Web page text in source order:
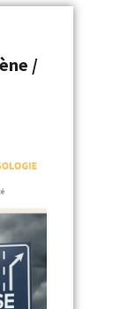
/